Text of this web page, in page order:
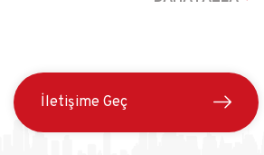
•AHD girişi: 720p25, 720p30
•HDCVI girişi: 720p25, 720p30
İletişime Geç